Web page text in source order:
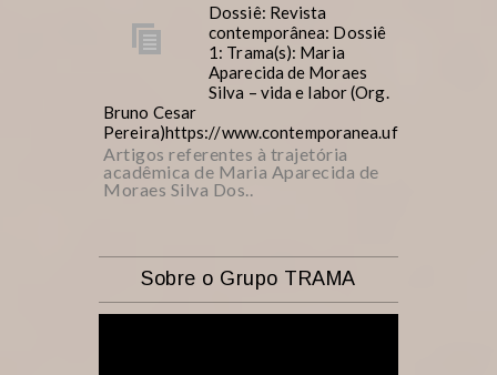
Dossiê: Revista
contemporânea: Dossiê
1: Trama(s): Maria
Aparecida de Moraes
Silva – vida e labor (Org.
Bruno Cesar
Pereira)https://www.contemporanea.ufscar.br/
Artigos referentes à trajetória
acadêmica de Maria Aparecida de
Moraes Silva Dos..
Sobre o Grupo TRAMA